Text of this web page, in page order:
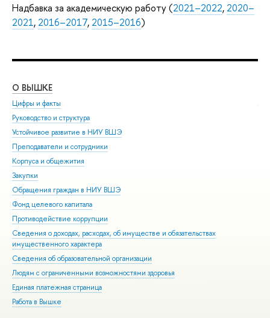
Надбавка за академическую работу (2021–2022, 2020–
2021, 2016–2017, 2015–2016)
О ВЫШКЕ
Цифры и факты
Руководство и структура
Устойчивое развитие в НИУ ВШЭ
Преподаватели и сотрудники
Корпуса и общежития
Закупки
Обращения граждан в НИУ ВШЭ
Фонд целевого капитала
Противодействие коррупции
Сведения о доходах, расходах, об имуществе и обязательствах
имущественного характера
Сведения об образовательной организации
Людям с ограниченными возможностями здоровья
Единая платежная страница
Работа в Вышке